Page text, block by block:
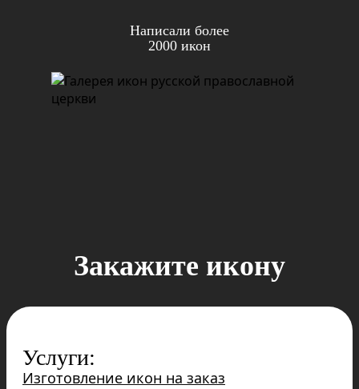
Написали более
2000 икон
Закажите икону
Услуги:
Изготовление икон на заказ